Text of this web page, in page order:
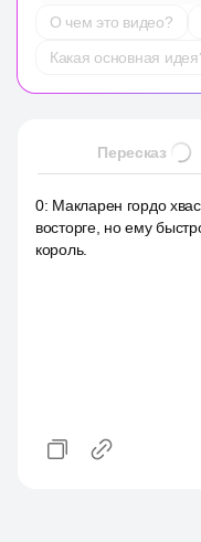
О чем это видео?
Какая основная
Пересказ
0: Макларен гордо
восторге, но ему
король.